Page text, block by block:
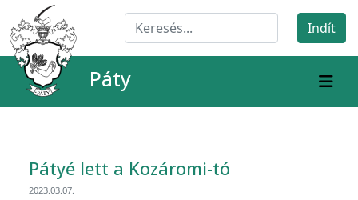
Páty
Pátyé lett a Kozáromi-tó
2023.03.07.